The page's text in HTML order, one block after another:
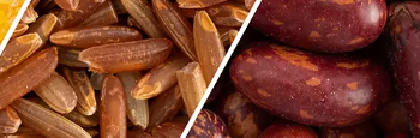
português
ไทย